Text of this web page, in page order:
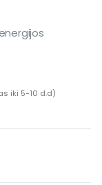
iki 5-10 d.d)